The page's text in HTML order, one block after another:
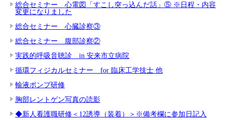
総合セミナー 心電図「すこし突っ込んだ話」⑤ ※日程・内容
変更になりました
総合セミナー 心臓診察③
総合セミナー 腹部診察②
実践的呼吸音聴診 in 安来市立病院
循環フィジカルセミナー for 臨床工学技士 他
輸液ポンプ研修
胸部レントゲン写真の読影
◆新人看護職研修＜12誘導（装着）＞※備考欄に参加日記入